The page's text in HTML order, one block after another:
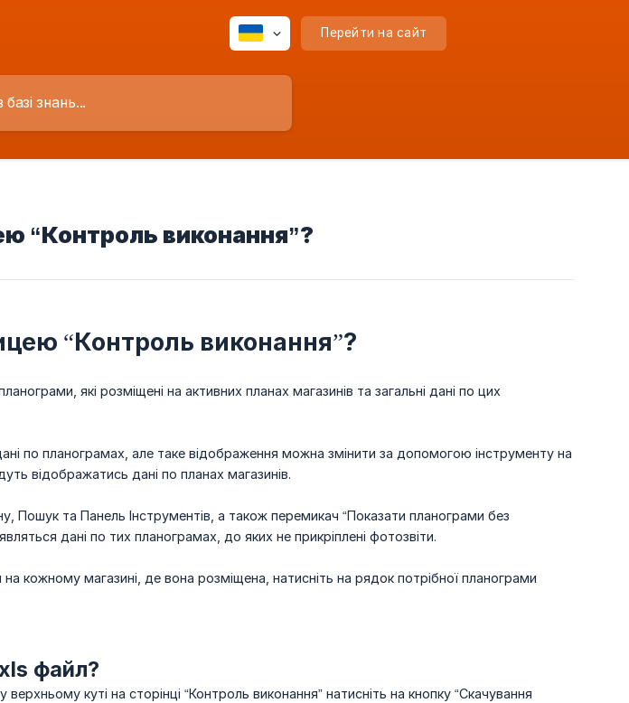
Перейти на сайт
“Контроль виконання”?
“Контроль виконання”?
які розміщені на активних планах магазинів та загальні дані по цих
по планограмах, але таке відображення можна змінити за допомогою інструменту на
відображатись дані по планах магазинів.
Пошук та Панель Інструментів, а також перемикач “Показати планограми без
дані по тих планограмах, до яких не прикріплені фотозвіти.
кожному магазині, де вона розміщена, натисніть на рядок потрібної планограми
файл?
куті на сторінці “Контроль виконання” натисніть на кнопку “Скачування